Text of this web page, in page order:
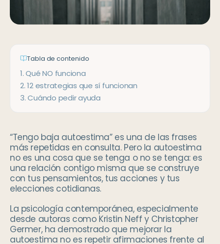
Tabla de contenido
1.Qué NO funciona
2.12 estrategias que sí funcionan
3.Cuándo pedir ayuda
“Tengo baja autoestima” es una de las frases
más repetidas en consulta. Pero la autoestima
no es una cosa que se tenga o no se tenga: es
una relación contigo misma que se construye
con tus pensamientos, tus acciones y tus
elecciones cotidianas.
La psicología contemporánea, especialmente
desde autoras como Kristin Neff y Christopher
Germer, ha demostrado que mejorar la
autoestima no es repetir afirmaciones frente al